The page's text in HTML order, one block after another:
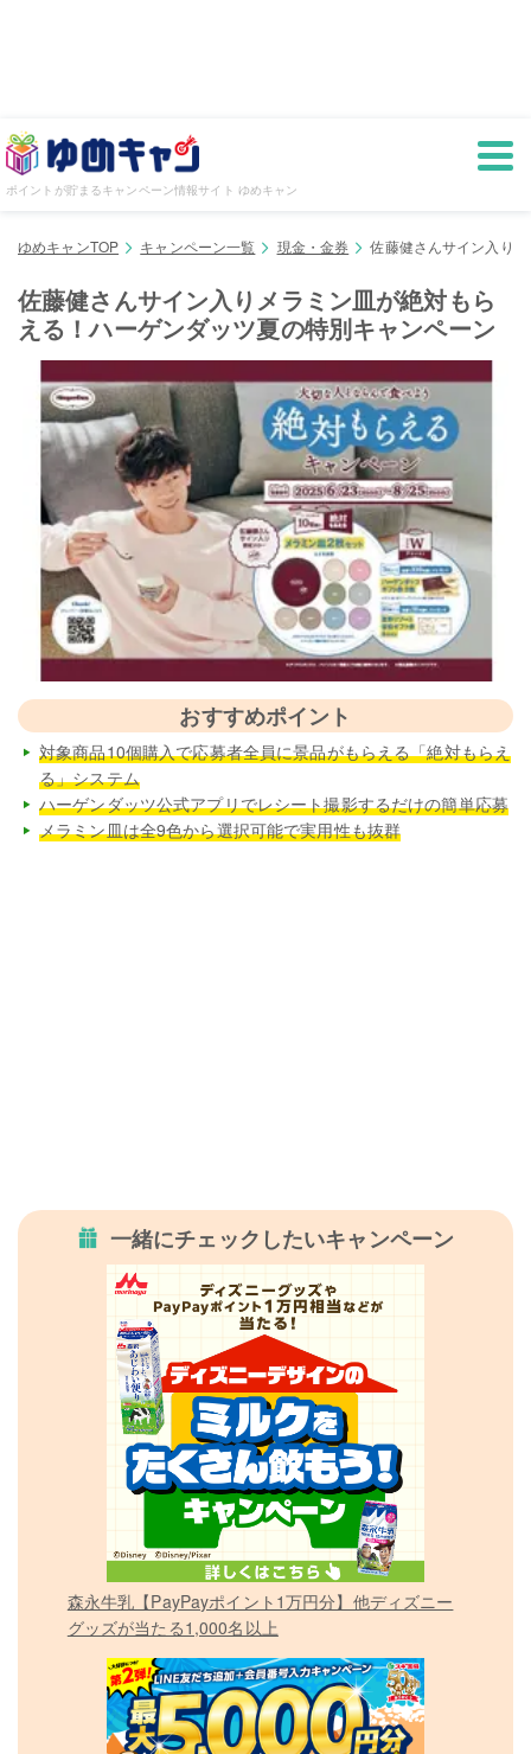
ポイントが貯まるキャンペーン情報サイト ゆめキャン
ゆめキャンTOP キャンペーン一覧 現金・金券 佐藤健さんサイン入り
佐藤健さんサイン入りメラミン皿が絶対もら
える！ハーゲンダッツ夏の特別キャンペーン
おすすめポイント
対象商品10個購入で応募者全員に景品がもらえる「絶対もらえ
る」システム
ハーゲンダッツ公式アプリでレシート撮影するだけの簡単応募
メラミン皿は全9色から選択可能で実用性も抜群
一緒にチェックしたいキャンペーン
森永牛乳【PayPayポイント1万円分】他ディズニー
グッズが当たる1,000名以上